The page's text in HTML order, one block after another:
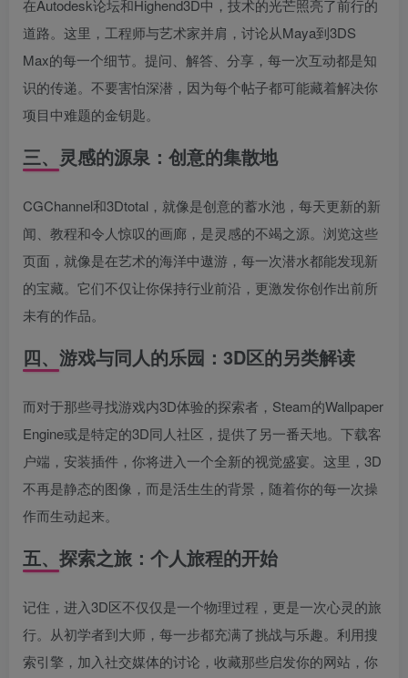
在Autodesk论坛和Highend3D中，技术的光芒照亮了前行的
道路。这里，工程师与艺术家并肩，讨论从Maya到3DS
Max的每一个细节。提问、解答、分享，每一次互动都是知
识的传递。不要害怕深潜，因为每个帖子都可能藏着解决你
项目中难题的金钥匙。
三、灵感的源泉：创意的集散地
CGChannel和3Dtotal，就像是创意的蓄水池，每天更新的新
闻、教程和令人惊叹的画廊，是灵感的不竭之源。浏览这些
页面，就像是在艺术的海洋中遨游，每一次潜水都能发现新
的宝藏。它们不仅让你保持行业前沿，更激发你创作出前所
未有的作品。
四、游戏与同人的乐园：3D区的另类解读
而对于那些寻找游戏内3D体验的探索者，Steam的Wallpaper
Engine或是特定的3D同人社区，提供了另一番天地。下载客
户端，安装插件，你将进入一个全新的视觉盛宴。这里，3D
不再是静态的图像，而是活生生的背景，随着你的每一次操
作而生动起来。
五、探索之旅：个人旅程的开始
记住，进入3D区不仅仅是一个物理过程，更是一次心灵的旅
行。从初学者到大师，每一步都充满了挑战与乐趣。利用搜
索引擎，加入社交媒体的讨论，收藏那些启发你的网站，你